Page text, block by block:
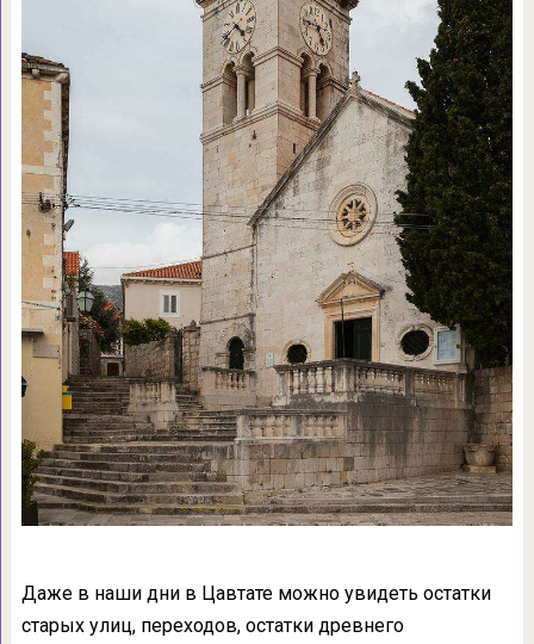
Даже в наши дни в Цавтате можно увидеть остатки
старых улиц, переходов, остатки древнего